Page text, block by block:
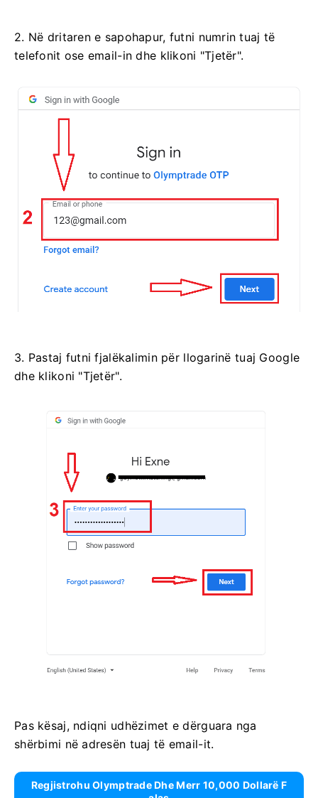
2. Në dritaren e sapohapur, futni numrin tuaj të
telefonit ose email-in dhe klikoni "Tjetër".
3. Pastaj futni fjalëkalimin për llogarinë tuaj Google
dhe klikoni "Tjetër".
Pas kësaj, ndiqni udhëzimet e dërguara nga
shërbimi në adresën tuaj të email-it.
Regjistrohu Olymptrade Dhe Merr 10,000 Dollarë F